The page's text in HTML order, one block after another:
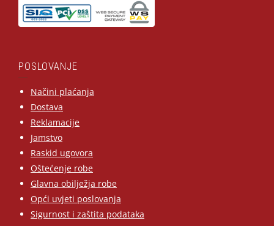
POSLOVANJE
Načini plaćanja
Dostava
Reklamacije
Jamstvo
Raskid ugovora
Oštećenje robe
Glavna obilježja robe
Opći uvjeti poslovanja
Sigurnost i zaštita podataka